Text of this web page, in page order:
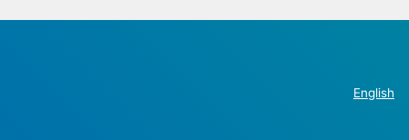
English